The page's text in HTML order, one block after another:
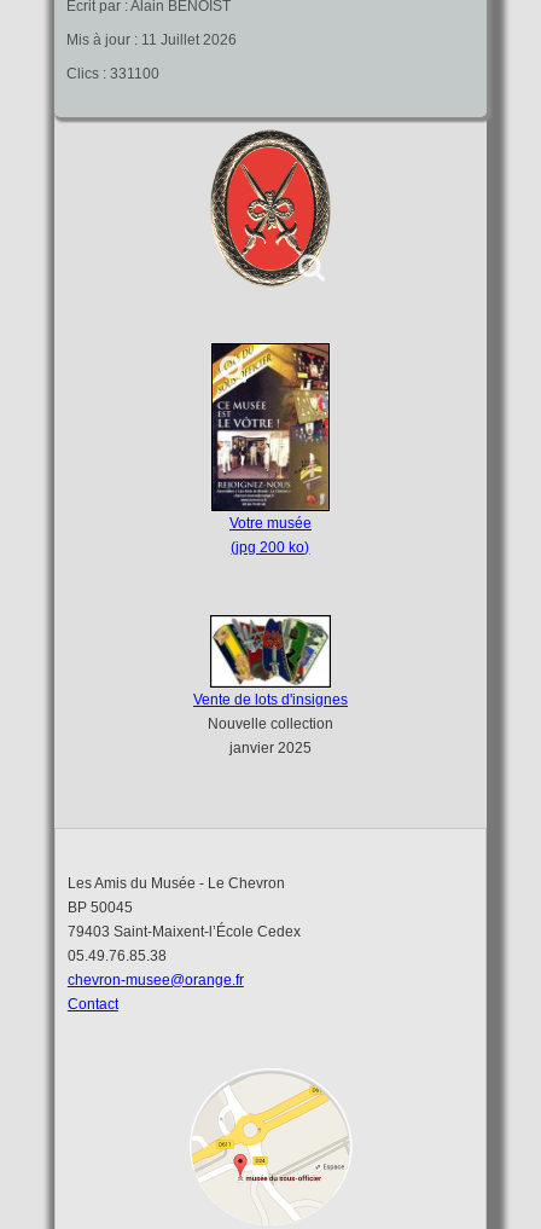
Écrit par :Alain BENOIST
Mis à jour : 11 Juillet 2026
Clics : 331100
Votre musée
(jpg 200 ko)
Vente de lots d'insignes
Nouvelle collection
janvier 2025
Les Amis du Musée - Le Chevron
BP 50045
79403 Saint-Maixent-l’École Cedex
05.49.76.85.38
chevron-musee@orange.fr
Contact